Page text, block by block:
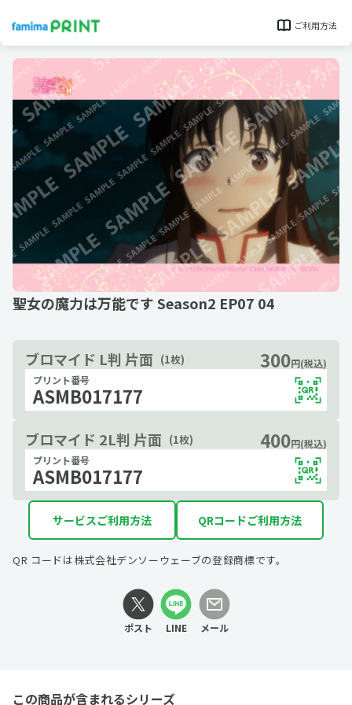
ご利用方法
聖女の魔力は万能です Season2 EP07 04
ブロマイド L判 片面 (1枚) 300円(税込)
プリント番号
ASMB017177
ブロマイド 2L判 片面 (1枚) 400円(税込)
プリント番号
ASMB017177
サービスご利用方法 QRコードご利用方法
QR コードは株式会社デンソーウェーブの登録商標です。
ポスト LINE メール
この商品が含まれるシリーズ